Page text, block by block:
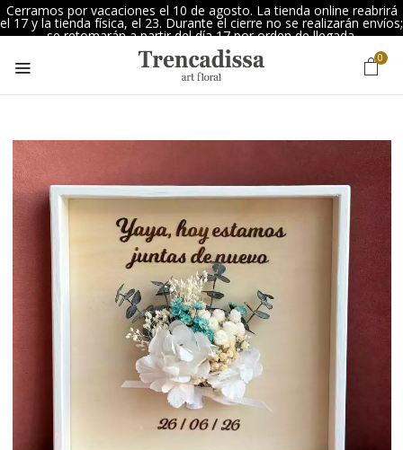
Cerramos por vacaciones el 10 de agosto. La tienda online reabrirá
el 17 y la tienda física, el 23. Durante el cierre no se realizarán envíos;
se retomarán a partir del día 17 por orden de llegada.
0